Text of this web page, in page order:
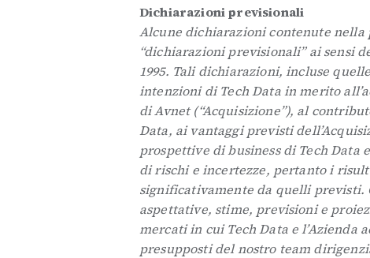
Dichiarazioni previsionali
Alcune dichiarazioni contenute nella
“dichiarazioni previsionali” ai sensi
1995. Tali dichiarazioni, incluse
intenzioni di Tech Data in merito
di Avnet (“Acquisizione”), al
Data, ai vantaggi previsti
prospettive di business di Tech Data
di rischi e incertezze, pertanto i
significativamente da quelli previsti.
aspettative, stime, previsioni e
mercati in cui Tech Data e l’Azienda
presupposti del nostro team